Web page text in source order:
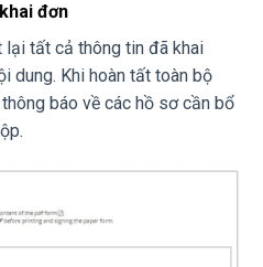
đơn
lại tất cả thông tin đã khai
dung. Khi hoàn tất toàn bộ
báo về các hồ sơ cần bổ